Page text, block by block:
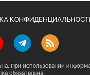
При использовании
обязательна.